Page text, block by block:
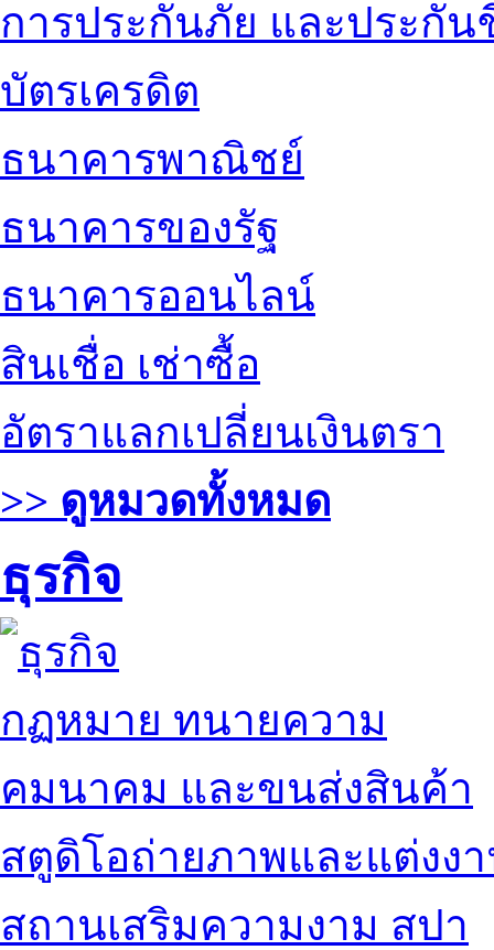
การประกันภัย และประกัน
บัตรเครดิต
ธนาคารพาณิชย์
ธนาคารของรัฐ
ธนาคารออนไลน์
สินเชื่อ เช่าซื้อ
อัตราแลกเปลี่ยนเงินตรา
>> ดูหมวดทั้งหมด
ธุรกิจ
กฏหมาย ทนายความ
คมนาคม และขนส่งสินค้า
สตูดิโอถ่ายภาพและแต่งง
สถานเสริมความงาม สปา